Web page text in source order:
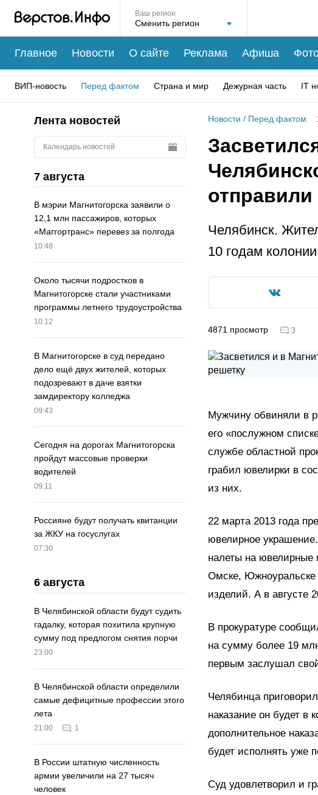
Ваш регион
Главное Новости О сайте Реклама Афиша
ВИП-новость Перед фактом Страна и мир Дежурная часть IT
Лента новостей
Календарь новостей
7 августа
В мэрии Магнитогорска заявили о
12,1 млн пассажиров, которых
«Маггортранс» перевез за полгода
10:48
Около тысячи подростков в
Магнитогорске стали участниками
программы летнего трудоустройства
10:12
В Магнитогорске в суд передано
дело ещё двух жителей, которых
подозревают в даче взятки
замдиректору колледжа
09:43
Сегодня на дорогах Магнитогорска
пройдут массовые проверки
водителей
09:11
Россияне будут получать квитанции
за ЖКУ на госуслугах
07:30
6 августа
В Челябинской области будут судить
гадалку, которая похитила крупную
сумму под предлогом снятия порчи
23:00
В Челябинской области определили
самые дефицитные профессии этого
лета
21:00 1
В России штатную численность
армии увеличили на 27 тысяч
человек
Новости / Перед фактом
отправили
Челябинск.
10 годам
4871 просмотр 3
Мужчину обвиняли в
его «послужном
службе областной
грабил ювелирки в
из них.
22 марта 2013 года
ювелирное
налеты на ювелирные
Омске, Южноуральске
изделий. А в августе
В прокуратуре
на сумму более 19
первым заслушал
Челябинца
наказание он будет в
дополнительное
будет исполнять уже
Суд удовлетворил и